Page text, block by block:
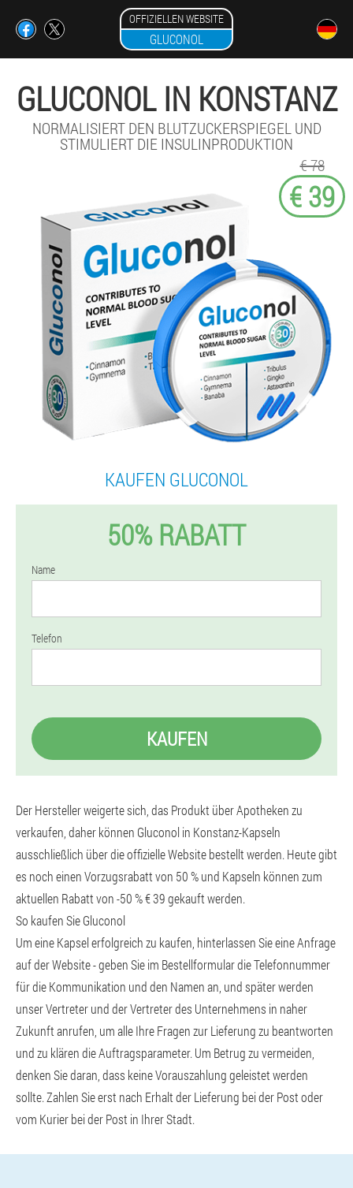
OFFIZIELLEN WEBSITE
GLUCONOL
GLUCONOL IN KONSTANZ
NORMALISIERT DEN BLUTZUCKERSPIEGEL UND
STIMULIERT DIE INSULINPRODUKTION
€ 78
€ 39
KAUFEN GLUCONOL
50% RABATT
Name
Telefon
KAUFEN
Der Hersteller weigerte sich, das Produkt über Apotheken zu
verkaufen, daher können Gluconol in Konstanz-Kapseln
ausschließlich über die offizielle Website bestellt werden. Heute gibt
es noch einen Vorzugsrabatt von 50 % und Kapseln können zum
aktuellen Rabatt von -50 % € 39 gekauft werden.
So kaufen Sie Gluconol
Um eine Kapsel erfolgreich zu kaufen, hinterlassen Sie eine Anfrage
auf der Website - geben Sie im Bestellformular die Telefonnummer
für die Kommunikation und den Namen an, und später werden
unser Vertreter und der Vertreter des Unternehmens in naher
Zukunft anrufen, um alle Ihre Fragen zur Lieferung zu beantworten
und zu klären die Auftragsparameter. Um Betrug zu vermeiden,
denken Sie daran, dass keine Vorauszahlung geleistet werden
sollte. Zahlen Sie erst nach Erhalt der Lieferung bei der Post oder
vom Kurier bei der Post in Ihrer Stadt.